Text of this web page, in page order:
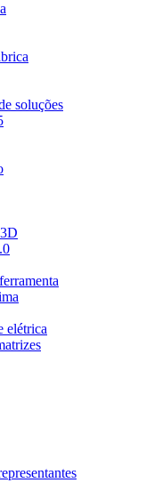
soluções
elétrica